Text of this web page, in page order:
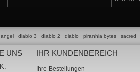
diablo 3 diablo 2 diablo piranhia bytes sacred
UNS IHR KUNDENBEREICH
Ihre Bestellungen